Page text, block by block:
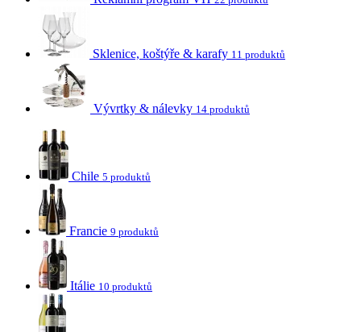
Sklenice, koštýře & karafy 11 produktů
Vývrtky & nálevky 14 produktů
Chile 5 produktů
Francie 9 produktů
Itálie 10 produktů